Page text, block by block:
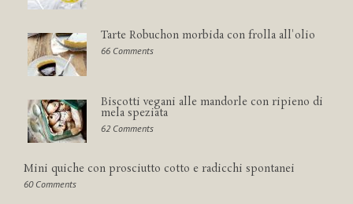
Tarte Robuchon morbida con frolla all'olio
66 Comments
Biscotti vegani alle mandorle con ripieno di
mela speziata
62 Comments
Mini quiche con prosciutto cotto e radicchi spontanei
60 Comments